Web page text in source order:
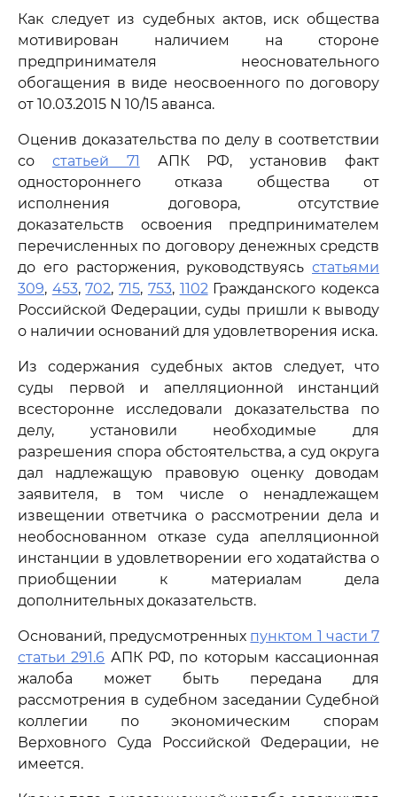
Как следует из судебных актов, иск общества
мотивирован наличием на стороне
предпринимателя неосновательного
обогащения в виде неосвоенного по договору
от 10.03.2015 N 10/15 аванса.
Оценив доказательства по делу в соответствии
со статьей 71 АПК РФ, установив факт
одностороннего отказа общества от
исполнения договора, отсутствие
доказательств освоения предпринимателем
перечисленных по договору денежных средств
до его расторжения, руководствуясь статьями
309, 453,702,715, 753, 1102Гражданского кодекса
Российской Федерации, суды пришли к выводу
о наличии оснований для удовлетворения иска.
Из содержания судебных актов следует, что
суды первой и апелляционной инстанций
всесторонне исследовали доказательства по
делу, установили необходимые для
разрешения спора обстоятельства, а суд округа
дал надлежащую правовую оценку доводам
заявителя, в том числе о ненадлежащем
извещении ответчика о рассмотрении дела и
необоснованном отказе суда апелляционной
инстанции в удовлетворении его ходатайства о
приобщении к материалам дела
дополнительных доказательств.
Оснований, предусмотренных пунктом 1 части 7
статьи 291.6 АПК РФ, по которым кассационная
жалоба может быть передана для
рассмотрения в судебном заседании Судебной
коллегии по экономическим спорам
Верховного Суда Российской Федерации, не
имеется.